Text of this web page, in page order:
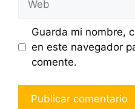
Guarda mi nombre,
en este navegador
comente.